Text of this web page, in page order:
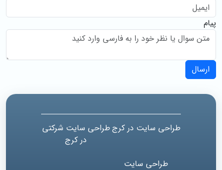
پیام
ارسال
طراحی سایت در کرجطراحی سایت شرکتی
در کرج
طراحی سایت